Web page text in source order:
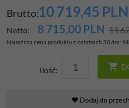
Brutto:10 719,45 PLN
Netto: 8 715,00 PLN 11
Najniższa cena produktu z ostatnich 30 dni:
Ilość:
Dodaj do